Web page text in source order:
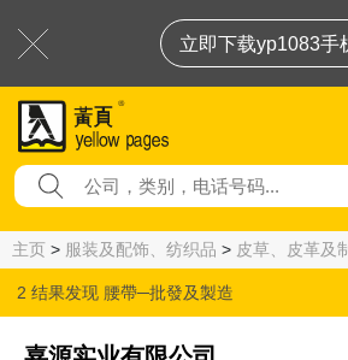
立即下载yp1083手
主页 > 服装及配饰、纺织品 > 皮草、皮革及
2 结果发现 腰帶─批發及製造